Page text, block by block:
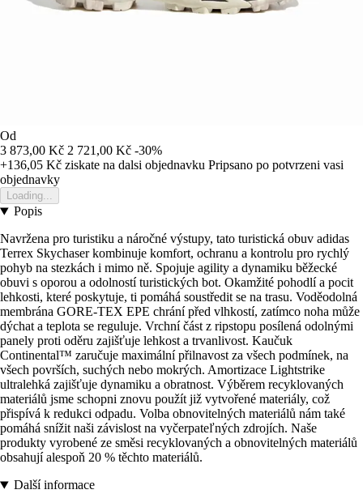
Od
3 873,00 Kč 2 721,00 Kč -30%
+136,05 Kč ziskate na dalsi objednavku Pripsano po potvrzeni vasi
objednavky
Loading...
Popis
Navržena pro turistiku a náročné výstupy, tato turistická obuv adidas
Terrex Skychaser kombinuje komfort, ochranu a kontrolu pro rychlý
pohyb na stezkách i mimo ně. Spojuje agility a dynamiku běžecké
obuvi s oporou a odolností turistických bot. Okamžité pohodlí a pocit
lehkosti, které poskytuje, ti pomáhá soustředit se na trasu. Voděodolná
membrána GORE-TEX EPE chrání před vlhkostí, zatímco noha může
dýchat a teplota se reguluje. Vrchní část z ripstopu posílená odolnými
panely proti oděru zajišťuje lehkost a trvanlivost. Kaučuk
Continental™ zaručuje maximální přilnavost za všech podmínek, na
všech površích, suchých nebo mokrých. Amortizace Lightstrike
ultralehká zajišťuje dynamiku a obratnost. Výběrem recyklovaných
materiálů jsme schopni znovu použít již vytvořené materiály, což
přispívá k redukci odpadu. Volba obnovitelných materiálů nám také
pomáhá snížit naši závislost na vyčerpateľných zdrojích. Naše
produkty vyrobené ze směsi recyklovaných a obnovitelných materiálů
obsahují alespoň 20 % těchto materiálů.
Další informace